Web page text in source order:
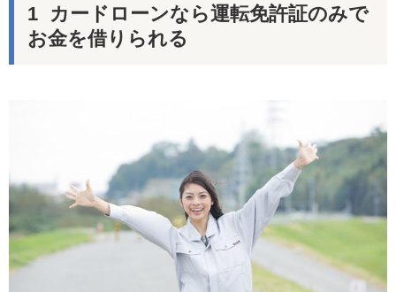
カードローンなら運転免許証のみで
お金を借りられる